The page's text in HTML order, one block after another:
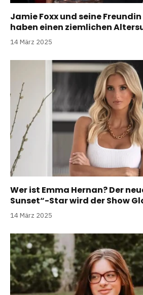
Jamie Foxx und seine
haben einen ziemlichen
14 März 2025
Wer ist Emma Hernan? Der
Sunset“-Star wird der Show
14 März 2025